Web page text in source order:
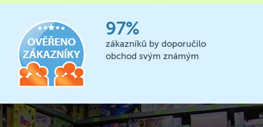
97%
zákazníků by doporučilo
obchod svým známým